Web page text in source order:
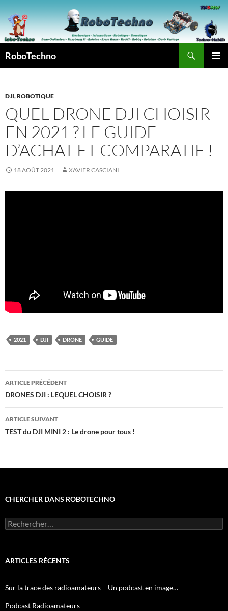
au
contenu
RoboTechno
DJI,ROBOTIQUE
QUEL DRONE DJI CHOISIR
EN 2021 ? LE GUIDE
D’ACHAT ET COMPARATIF !
18 AOÛT 2021 XAVIER CASCIANI
2021 DJI DRONE GUIDE
Navigation
des
articles
ARTICLE PRÉCÉDENT
DRONES DJI : LEQUEL CHOISIR ?
ARTICLE SUIVANT
TEST du DJI MINI 2 : Le drone pour tous !
CHERCHER DANS ROBOTECHNO
Rechercher :
ARTICLES RÉCENTS
Sur la trace des radioamateurs – Un podcast en image…
Podcast Radioamateurs